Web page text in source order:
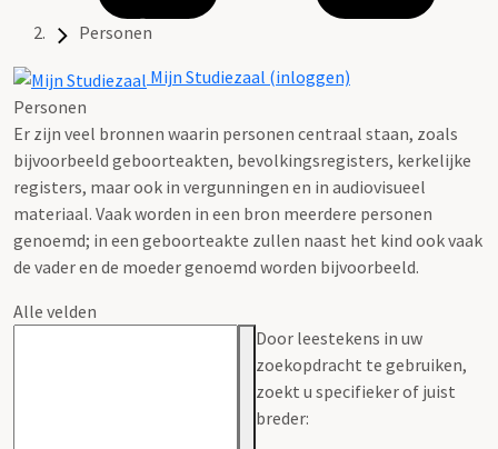
Personen
Mijn Studiezaal (inloggen)
Personen
Er zijn veel bronnen waarin personen centraal staan, zoals
bijvoorbeeld geboorteakten, bevolkingsregisters, kerkelijke
registers, maar ook in vergunningen en in audiovisueel
materiaal. Vaak worden in een bron meerdere personen
genoemd; in een geboorteakte zullen naast het kind ook vaak
de vader en de moeder genoemd worden bijvoorbeeld.
Alle velden
Door leestekens in uw
zoekopdracht te gebruiken,
zoekt u specifieker of juist
breder: